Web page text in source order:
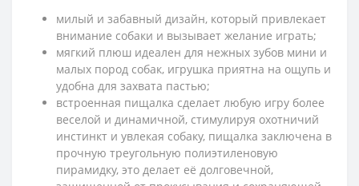
милый и забавный дизайн, который привлекает
внимание собаки и вызывает желание играть;
мягкий плюш идеален для нежных зубов мини и
малых пород собак, игрушка приятна на ощупь и
удобна для захвата пастью;
встроенная пищалка сделает любую игру более
веселой и динамичной, стимулируя охотничий
инстинкт и увлекая собаку, пищалка заключена в
прочную треугольную полиэтиленовую
пирамидку, это делает её долговечной,